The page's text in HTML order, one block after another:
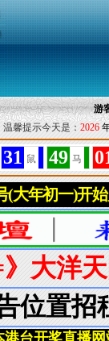
游
温馨提示今天是： 2026